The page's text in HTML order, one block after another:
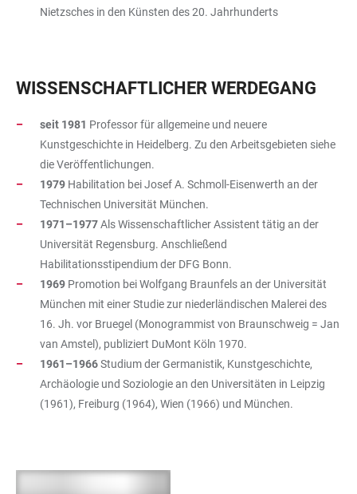
Nietzsches in den Künsten des 20. Jahrhunderts
WISSENSCHAFTLICHER WERDEGANG
seit 1981 Professor für allgemeine und neuere
Kunstgeschichte in Heidelberg. Zu den Arbeitsgebieten siehe
die Veröffentlichungen.
1979 Habilitation bei Josef A. Schmoll-Eisenwerth an der
Technischen Universität München.
1971–1977Als Wissenschaftlicher Assistent tätig an der
Universität Regensburg. Anschließend
Habilitationsstipendium der DFG Bonn.
1969 Promotion bei Wolfgang Braunfels an der Universität
München mit einer Studie zur niederländischen Malerei des
16. Jh. vor Bruegel (Monogrammist von Braunschweig = Jan
van Amstel), publiziert DuMont Köln 1970.
1961–1966Studium der Germanistik, Kunstgeschichte,
Archäologie und Soziologie an den Universitäten in Leipzig
(1961), Freiburg (1964), Wien (1966) und München.